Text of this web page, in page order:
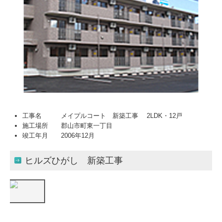
工事名 メイプルコート 新築工事 2LDK・12戸
施工場所 郡山市町東一丁目
竣工年月 2006年12月
ヒルズひがし 新築工事